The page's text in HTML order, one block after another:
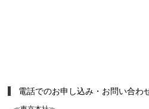
電話でのお申し込み・お問い合わ